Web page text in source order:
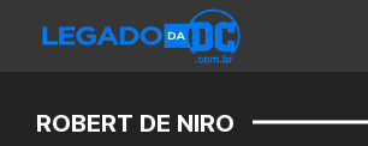
ROBERT DE NIRO